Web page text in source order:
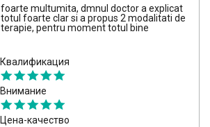
foarte multumita, dmnul doctor a explicat
totul foarte clar si a propus 2 modalitati de
terapie, pentru moment totul bine
Квалификация
Внимание
Цена-качество